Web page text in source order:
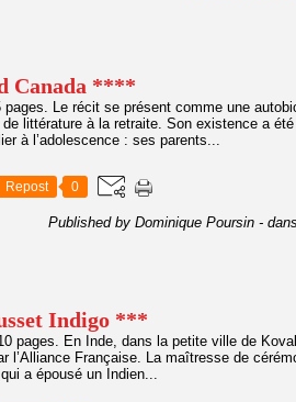
Canada ****
pages. Le récit se présent comme une
littérature à la retraite. Son existence a
à l’adolescence : ses parents...
Repost 0
Published by Dominique Poursin - dans
Indigo ***
pages. En Inde, dans la petite ville de
l’Alliance Française. La maîtresse de
a épousé un Indien...